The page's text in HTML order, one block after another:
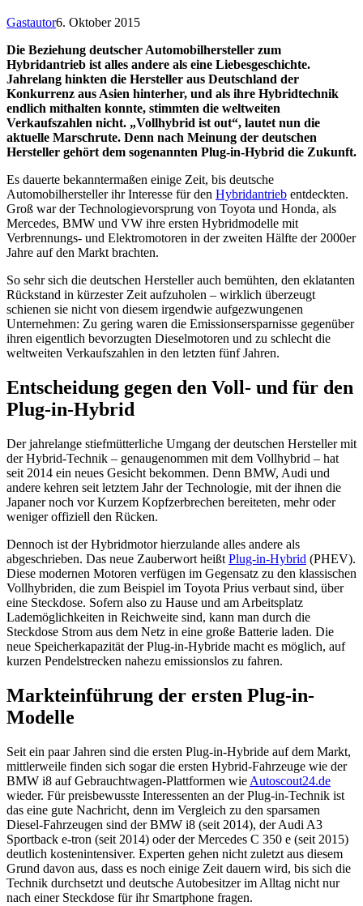
Gastautor6. Oktober 2015
Die Beziehung deutscher Automobilhersteller zum
Hybridantrieb ist alles andere als eine Liebesgeschichte.
Jahrelang hinkten die Hersteller aus Deutschland der
Konkurrenz aus Asien hinterher, und als ihre Hybridtechnik
endlich mithalten konnte, stimmten die weltweiten
Verkaufszahlen nicht. „Vollhybrid ist out“, lautet nun die
aktuelle Marschrute. Denn nach Meinung der deutschen
Hersteller gehört dem sogenannten Plug-in-Hybrid die Zukunft.
Es dauerte bekanntermaßen einige Zeit, bis deutsche
Automobilhersteller ihr Interesse für den Hybridantrieb entdeckten.
Groß war der Technologievorsprung von Toyota und Honda, als
Mercedes, BMW und VW ihre ersten Hybridmodelle mit
Verbrennungs- und Elektromotoren in der zweiten Hälfte der 2000er
Jahre auf den Markt brachten.
So sehr sich die deutschen Hersteller auch bemühten, den eklatanten
Rückstand in kürzester Zeit aufzuholen – wirklich überzeugt
schienen sie nicht von diesem irgendwie aufgezwungenen
Unternehmen: Zu gering waren die Emissionsersparnisse gegenüber
ihren eigentlich bevorzugten Dieselmotoren und zu schlecht die
weltweiten Verkaufszahlen in den letzten fünf Jahren.
Entscheidung gegen den Voll- und für den
Plug-in-Hybrid
Der jahrelange stiefmütterliche Umgang der deutschen Hersteller mit
der Hybrid-Technik – genaugenommen mit dem Vollhybrid – hat
seit 2014 ein neues Gesicht bekommen. Denn BMW, Audi und
andere kehren seit letztem Jahr der Technologie, mit der ihnen die
Japaner noch vor Kurzem Kopfzerbrechen bereiteten, mehr oder
weniger offiziell den Rücken.
Dennoch ist der Hybridmotor hierzulande alles andere als
abgeschrieben. Das neue Zauberwort heißt Plug-in-Hybrid (PHEV).
Diese modernen Motoren verfügen im Gegensatz zu den klassischen
Vollhybriden, die zum Beispiel im Toyota Prius verbaut sind, über
eine Steckdose. Sofern also zu Hause und am Arbeitsplatz
Lademöglichkeiten in Reichweite sind, kann man durch die
Steckdose Strom aus dem Netz in eine große Batterie laden. Die
neue Speicherkapazität der Plug-in-Hybride macht es möglich, auf
kurzen Pendelstrecken nahezu emissionslos zu fahren.
Markteinführung der ersten Plug-in-
Modelle
Seit ein paar Jahren sind die ersten Plug-in-Hybride auf dem Markt,
mittlerweile finden sich sogar die ersten Hybrid-Fahrzeuge wie der
BMW i8 auf Gebrauchtwagen-Plattformen wie Autoscout24.de
wieder. Für preisbewusste Interessenten an der Plug-in-Technik ist
das eine gute Nachricht, denn im Vergleich zu den sparsamen
Diesel-Fahrzeugen sind der BMW i8 (seit 2014), der Audi A3
Sportback e-tron (seit 2014) oder der Mercedes C 350 e (seit 2015)
deutlich kostenintensiver. Experten gehen nicht zuletzt aus diesem
Grund davon aus, dass es noch einige Zeit dauern wird, bis sich die
Technik durchsetzt und deutsche Autobesitzer im Alltag nicht nur
nach einer Steckdose für ihr Smartphone fragen.